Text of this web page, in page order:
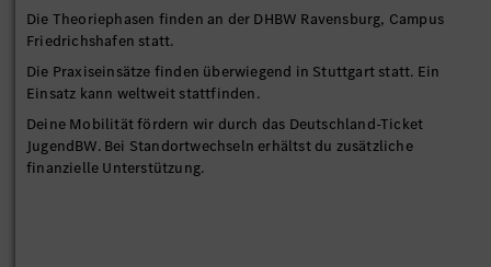
Die Theoriephasen finden an der DHBW Ravensburg, Campus
Friedrichshafen statt.
Die Praxiseinsätze finden überwiegend in Stuttgart statt. Ein
Einsatz kann weltweit stattfinden.
Deine Mobilität fördern wir durch das Deutschland-Ticket
JugendBW. Bei Standortwechseln erhältst du zusätzliche
finanzielle Unterstützung.